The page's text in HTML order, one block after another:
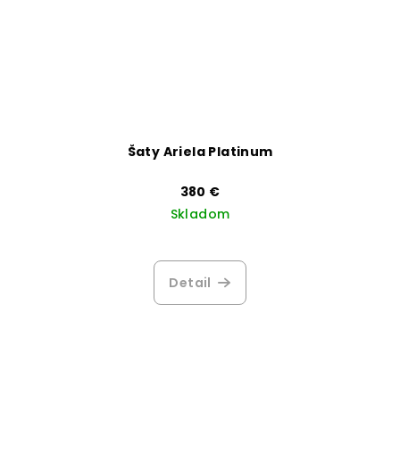
Šaty Ariela Platinum
380 €
Skladom
Detail